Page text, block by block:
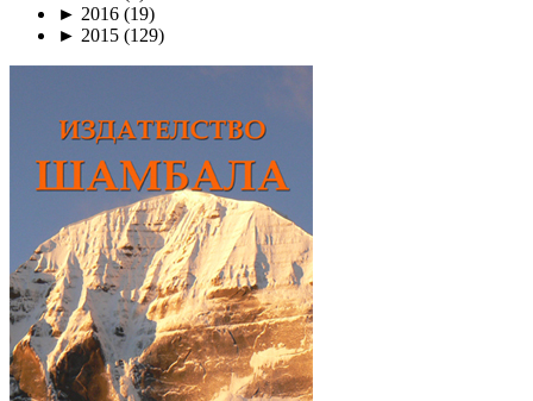
► 2016 (19)
► 2015 (129)